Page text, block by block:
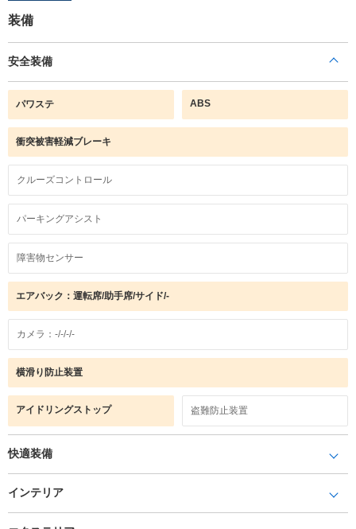
装備
安全装備
パワステ ABS
衝突被害軽減ブレーキ
クルーズコントロール
パーキングアシスト
障害物センサー
エアバック：運転席/助手席/サイド/-
カメラ：-/-/-/-
横滑り防止装置
アイドリングストップ 盗難防止装置
快適装備
インテリア